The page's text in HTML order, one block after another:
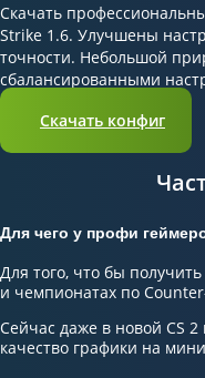
Скачать
Strike 1.6. Улучшены
точности. Небольшой
сбалансированными
Скачать конфиг
Для чего у профи
Для того, что бы
и чемпионатах по
Сейчас даже в новой CS
качество графики на